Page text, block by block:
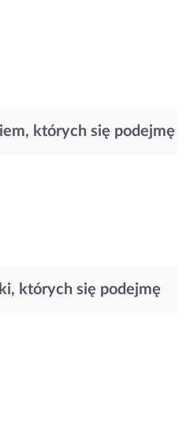
których się podejmę
których się podejmę